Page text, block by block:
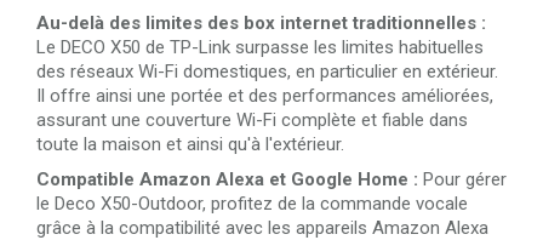
Au-delà des limites des box internet traditionnelles :
Le DECO X50 de TP-Link surpasse les limites habituelles
des réseaux Wi-Fi domestiques, en particulier en extérieur.
Il offre ainsi une portée et des performances améliorées,
assurant une couverture Wi-Fi complète et fiable dans
toute la maison et ainsi qu'à l'extérieur.
Compatible Amazon Alexa et Google Home : Pour gérer
le Deco X50-Outdoor, profitez de la commande vocale
grâce à la compatibilité avec les appareils Amazon Alexa